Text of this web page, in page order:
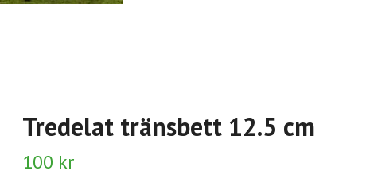
Tredelat tränsbett 12.5 cm
100 kr